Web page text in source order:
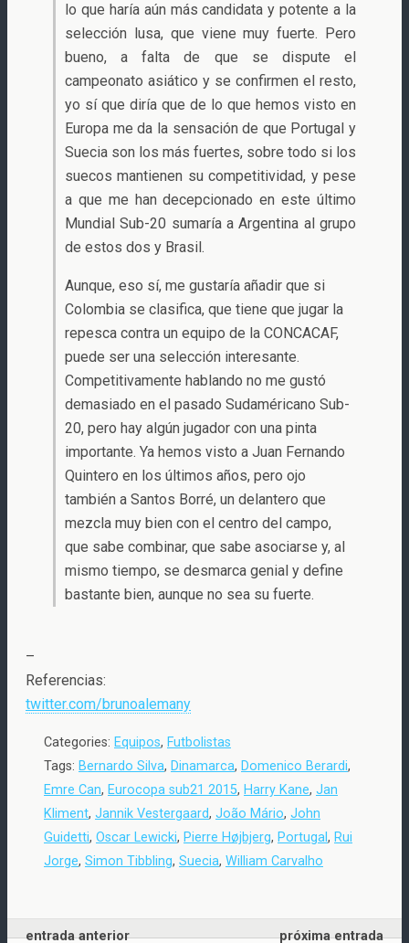
lo que haría aún más candidata y potente a la
selección lusa, que viene muy fuerte. Pero
bueno, a falta de que se dispute el
campeonato asiático y se confirmen el resto,
yo sí que diría que de lo que hemos visto en
Europa me da la sensación de que Portugal y
Suecia son los más fuertes, sobre todo si los
suecos mantienen su competitividad, y pese
a que me han decepcionado en este último
Mundial Sub-20 sumaría a Argentina al grupo
de estos dos y Brasil.
Aunque, eso sí, me gustaría añadir que si
Colombia se clasifica, que tiene que jugar la
repesca contra un equipo de la CONCACAF,
puede ser una selección interesante.
Competitivamente hablando no me gustó
demasiado en el pasado Sudaméricano Sub-
20, pero hay algún jugador con una pinta
importante. Ya hemos visto a Juan Fernando
Quintero en los últimos años, pero ojo
también a Santos Borré, un delantero que
mezcla muy bien con el centro del campo,
que sabe combinar, que sabe asociarse y, al
mismo tiempo, se desmarca genial y define
bastante bien, aunque no sea su fuerte.
–
Referencias:
twitter.com/brunoalemany
Categories: Equipos, Futbolistas
Tags: Bernardo Silva, Dinamarca, Domenico Berardi,
Emre Can, Eurocopa sub21 2015, Harry Kane, Jan
Kliment, Jannik Vestergaard, João Mário, John
Guidetti, Oscar Lewicki, Pierre Højbjerg, Portugal, Rui
Jorge, Simon Tibbling, Suecia, William Carvalho
entrada anterior próxima entrada